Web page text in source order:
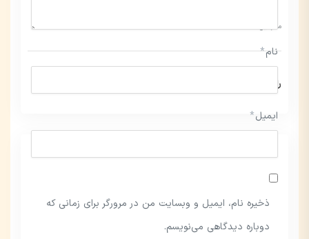
مدرسین:
رایگان
نام*
ایمیل*
ذخیره نام، ایمیل و وبسایت من در مرورگر برای زمانی که
دوباره دیدگاهی می‌نویسم.